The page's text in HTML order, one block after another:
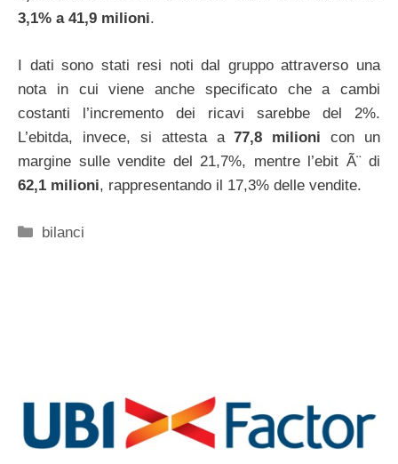
3,1% a 41,9 milioni.
I dati sono stati resi noti dal gruppo attraverso una
nota in cui viene anche specificato che a cambi
costanti l’incremento dei ricavi sarebbe del 2%.
L’ebitda, invece, si attesta a77,8 milioni con un
margine sulle vendite del 21,7%, mentre l’ebit Ã¨ di
62,1 milioni, rappresentando il 17,3% delle vendite.
Categorie
bilanci